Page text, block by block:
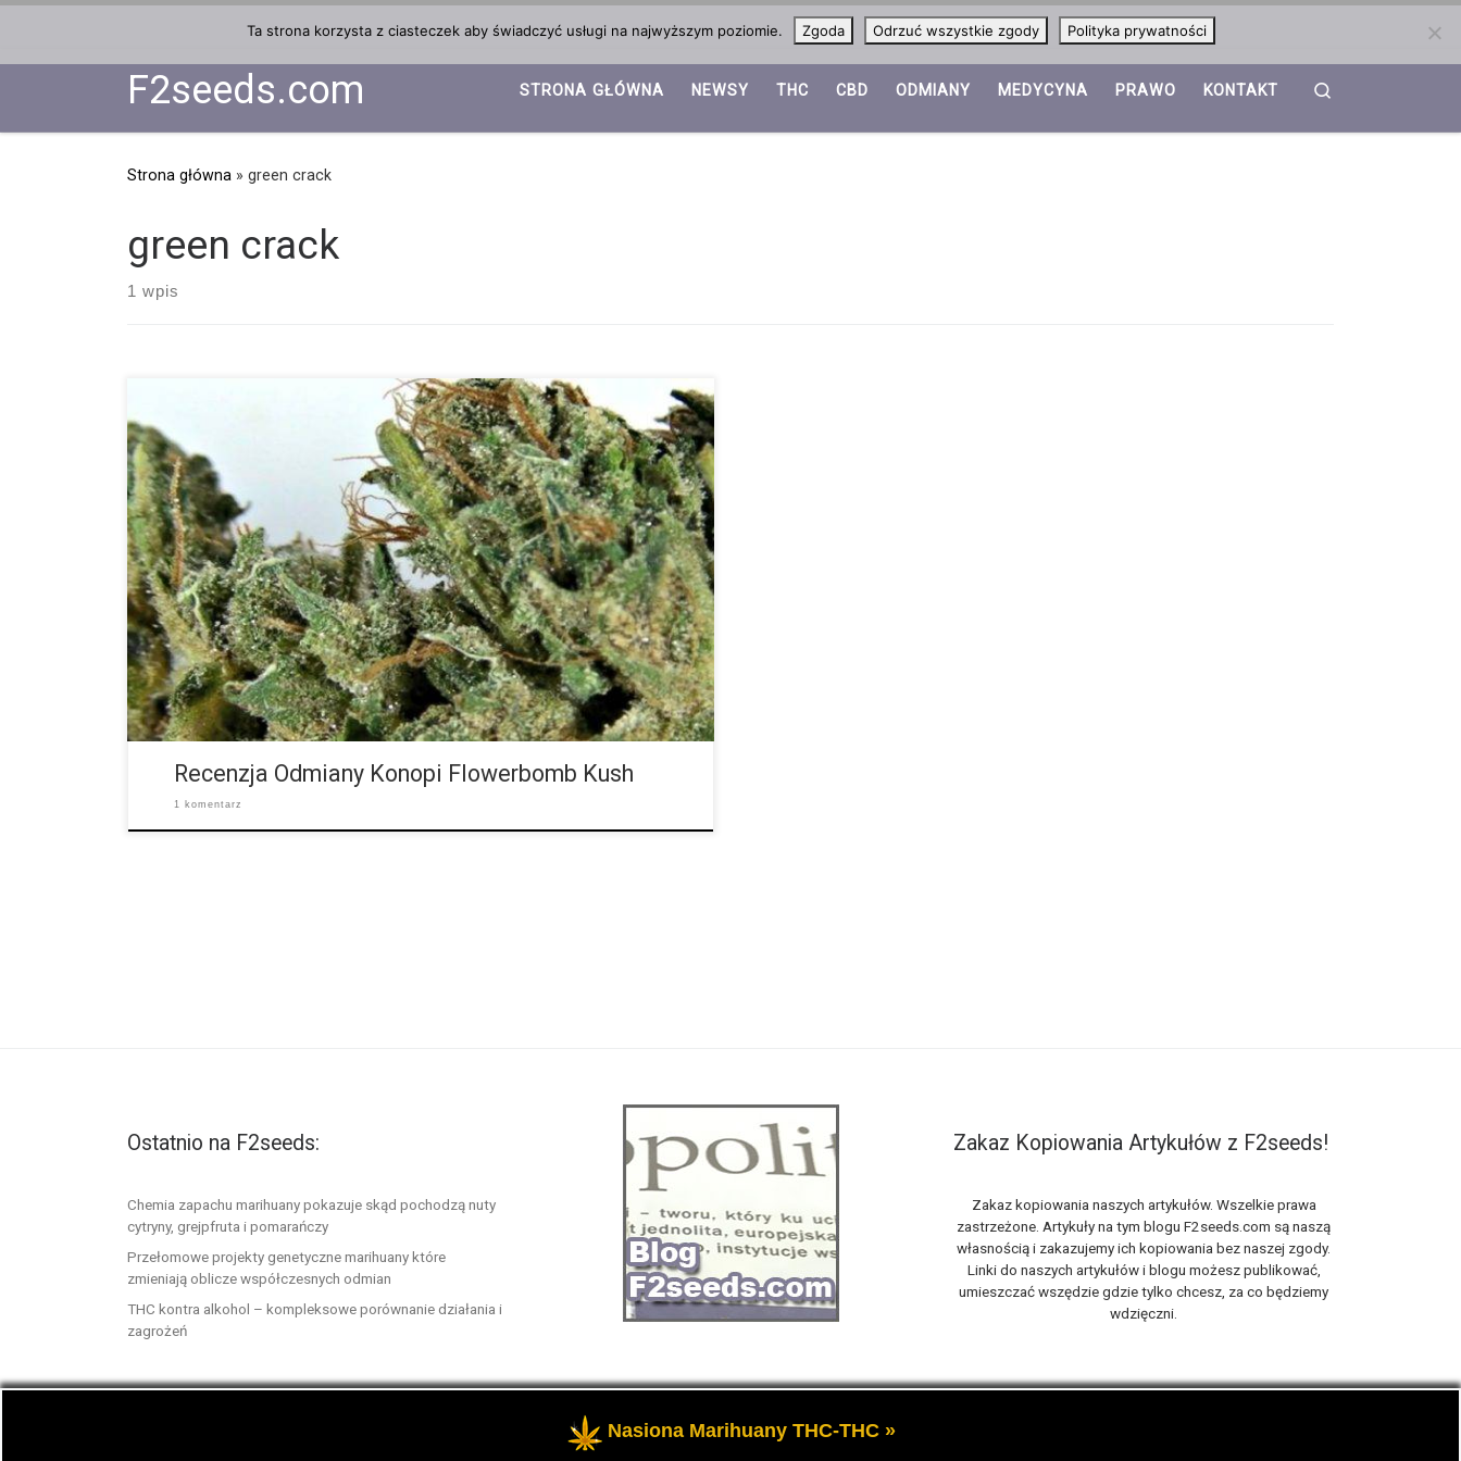
F2seeds.com STRONA GŁÓWNA NEWSY THC CBD ODMIANY MEDYCYNA PRAWO KONTAKT
Strona główna » green crack
green crack
1 wpis
Ilość THC: 19 procent. Ilość CBD: 0.1 procent. Rodowód: Green Crack, OG Kush.
Flowerbomb Kush to wielokrotnie nagradzana odmiana rzemieślnicza zasługująca na
poważną uwagę. Kompleksowy bukiet drewna, przypraw, ciętych kwiatów i owoców
cytrusowych daje odurzający aromat do łagodnego i kreatywnego haju. Flowerbomb
Kush to odmiana rzemieślnicza od firmy Green House Seed. Zwycięzca na najlepszą
odmianę w High Times Cannabis Cup i drugi najlepszy Coffeeshop Strain w 2013
roku. Odmiana ta […]
Recenzja Odmiany Konopi Flowerbomb Kush
1 komentarz
Ostatnio na F2seeds:
Chemia zapachu marihuany pokazuje skąd pochodzą nuty
cytryny, grejpfruta i pomarańczy
Przełomowe projekty genetyczne marihuany które
zmieniają oblicze współczesnych odmian
THC kontra alkohol – kompleksowe porównanie działania i
zagrożeń
Zakaz Kopiowania Artykułów z F2seeds!
Zakaz kopiowania naszych artykułów. Wszelkie prawa
zastrzeżone. Artykuły na tym blogu F2seeds.com są naszą
własnością i zakazujemy ich kopiowania bez naszej zgody.
Linki do naszych artykułów i blogu możesz publikować,
umieszczać wszędzie gdzie tylko chcesz, za co będziemy
wdzięczni.
- Opowiemy Ci na naszym blogu F2seeds o marihuanie i konopiach, zwanych roślinami cannabis THC oraz CBD.
Ta strona korzysta z ciasteczek aby świadczyć usługi na najwyższym poziomie. Zgoda Odrzuć wszystkie zgody Polityka prywatności
Nasiona Marihuany THC-THC »